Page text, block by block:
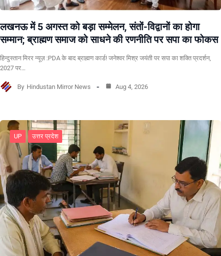
लखनऊ में 5 अगस्त को बड़ा सम्मेलन, संतों-विद्वानों का होगा
सम्मान; ब्राह्मण समाज को साधने की रणनीति पर सपा का फोकस
हिन्दुस्तान मिरर न्यूज़ :PDA के बाद ब्राह्मण कार्ड! जनेश्वर मिश्र जयंती पर सपा का शक्ति प्रदर्शन,
2027 पर…
By Hindustan Mirror News Aug 4, 2026
UP उत्तर प्रदेश